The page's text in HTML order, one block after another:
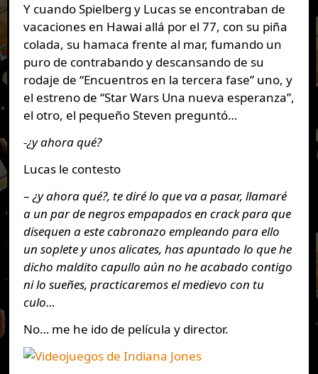
Y cuando Spielberg y Lucas se encontraban de
vacaciones en Hawai allá por el 77, con su piña
colada, su hamaca frente al mar, fumando un
puro de contrabando y descansando de su
rodaje de “Encuentros en la tercera fase” uno, y
el estreno de “Star Wars Una nueva esperanza”,
el otro, el pequeño Steven preguntó…
-¿y ahora qué?
Lucas le contesto
–¿y ahora qué?, te diré lo que va a pasar, llamaré
a un par de negros empapados en crack para que
disequen a este cabronazo empleando para ello
un soplete y unos alicates, has apuntado lo que he
dicho maldito capullo aún no he acabado contigo
ni lo sueñes, practicaremos el medievo con tu
culo…
No… me he ido de película y director.